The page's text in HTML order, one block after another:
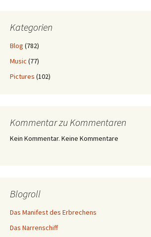
Kategorien
Blog (782)
Music (77)
Pictures (102)
Kommentar zu Kommentaren
Kein Kommentar. Keine Kommentare
Blogroll
Das Manifest des Erbrechens
Das Narrenschiff